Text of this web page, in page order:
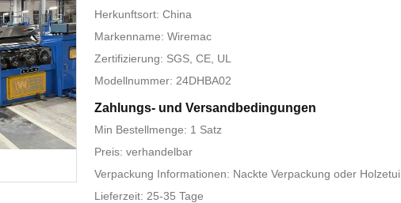
Herkunftsort: China
Markenname: Wiremac
Zertifizierung: SGS, CE, UL
Modellnummer: 24DHBA02
Zahlungs- und Versandbedingungen
Min Bestellmenge: 1 Satz
Preis: verhandelbar
Verpackung Informationen: Nackte Verpackung oder Holzetui
Lieferzeit: 25-35 Tage